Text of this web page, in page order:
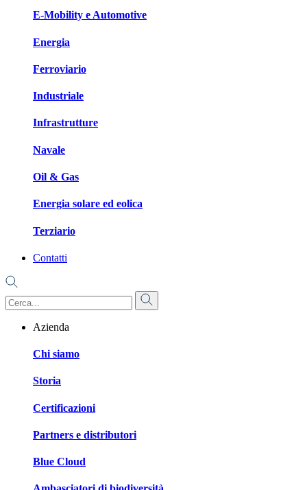
E-Mobility e Automotive
Energia
Ferroviario
Industriale
Infrastrutture
Navale
Oil & Gas
Energia solare ed eolica
Terziario
Contatti
Azienda
Chi siamo
Storia
Certificazioni
Partners e distributori
Blue Cloud